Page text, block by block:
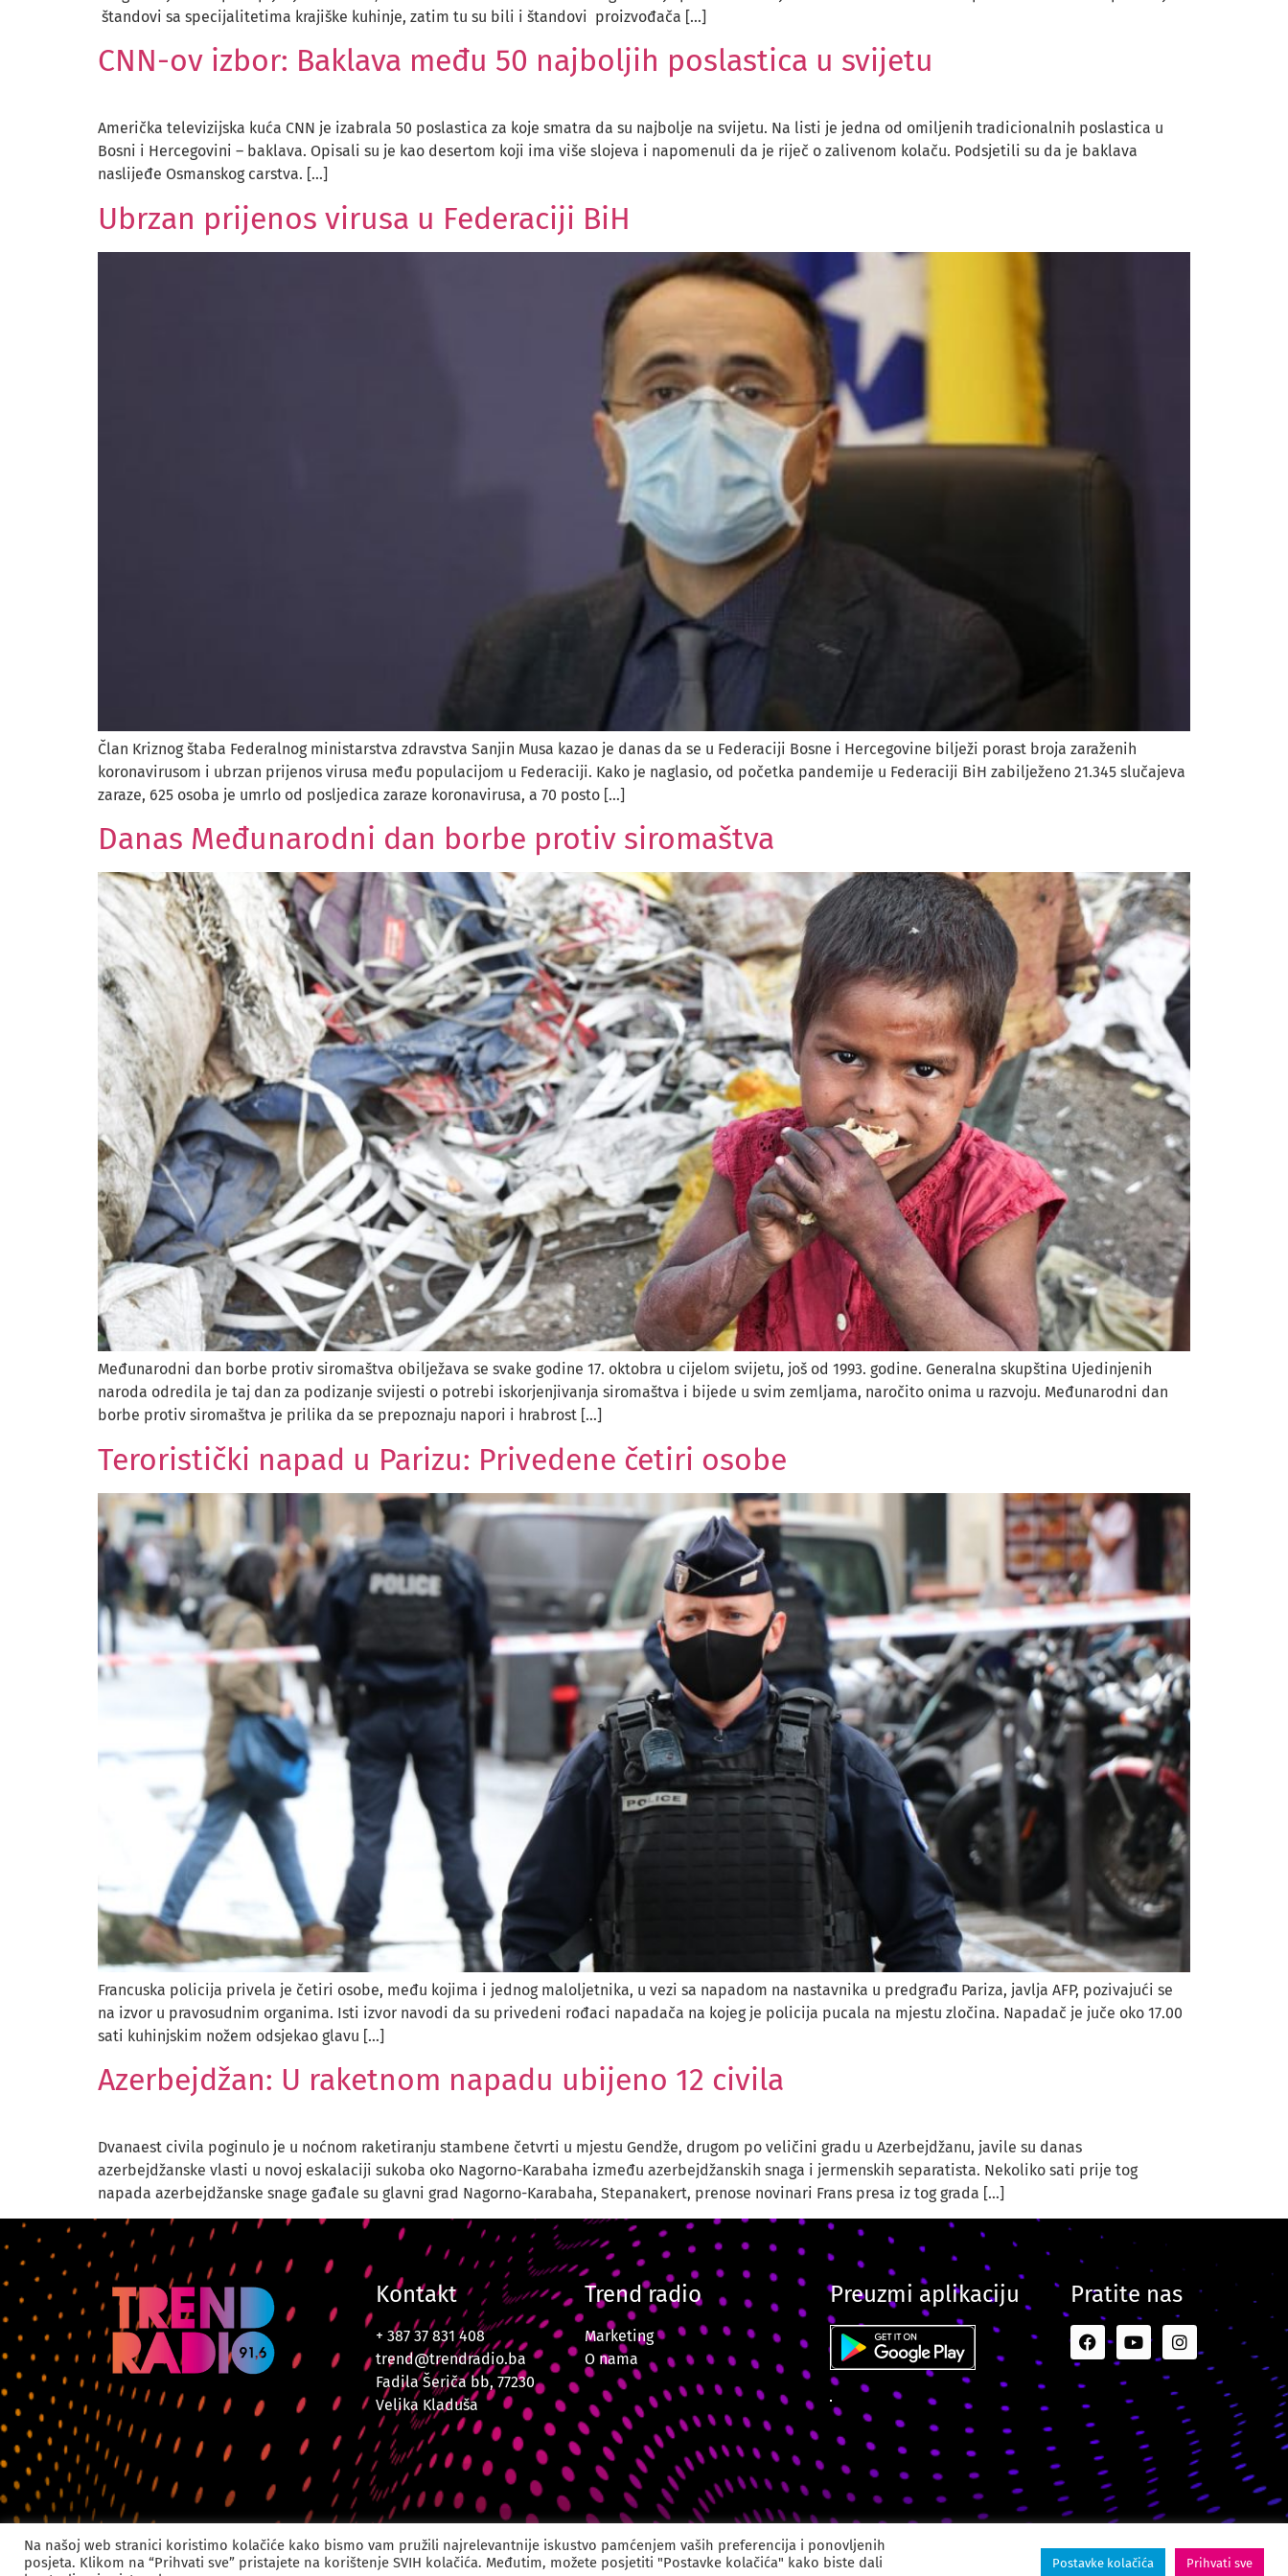
štandovi sa specijalitetima krajiške kuhinje, zatim tu su bili i štandovi proizvođača […]
CNN-ov izbor: Baklava među 50 najboljih poslastica u svijetu
Američka televizijska kuća CNN je izabrala 50 poslastica za koje smatra da su najbolje na svijetu. Na listi je jedna od omiljenih tradicionalnih poslastica u
Bosni i Hercegovini – baklava. Opisali su je kao desertom koji ima više slojeva i napomenuli da je riječ o zalivenom kolaču. Podsjetili su da je baklava
naslijeđe Osmanskog carstva. […]
Ubrzan prijenos virusa u Federaciji BiH
Član Kriznog štaba Federalnog ministarstva zdravstva Sanjin Musa kazao je danas da se u Federaciji Bosne i Hercegovine bilježi porast broja zaraženih
koronavirusom i ubrzan prijenos virusa među populacijom u Federaciji. Kako je naglasio, od početka pandemije u Federaciji BiH zabilježeno 21.345 slučajeva
zaraze, 625 osoba je umrlo od posljedica zaraze koronavirusa, a 70 posto […]
Danas Međunarodni dan borbe protiv siromaštva
Međunarodni dan borbe protiv siromaštva obilježava se svake godine 17. oktobra u cijelom svijetu, još od 1993. godine. Generalna skupština Ujedinjenih
naroda odredila je taj dan za podizanje svijesti o potrebi iskorjenjivanja siromaštva i bijede u svim zemljama, naročito onima u razvoju. Međunarodni dan
borbe protiv siromaštva je prilika da se prepoznaju napori i hrabrost […]
Teroristički napad u Parizu: Privedene četiri osobe
Francuska policija privela je četiri osobe, među kojima i jednog maloljetnika, u vezi sa napadom na nastavnika u predgrađu Pariza, javlja AFP, pozivajući se
na izvor u pravosudnim organima. Isti izvor navodi da su privedeni rođaci napadača na kojeg je policija pucala na mjestu zločina. Napadač je juče oko 17.00
sati kuhinjskim nožem odsjekao glavu […]
Azerbejdžan: U raketnom napadu ubijeno 12 civila
Dvanaest civila poginulo je u noćnom raketiranju stambene četvrti u mjestu Gendže, drugom po veličini gradu u Azerbejdžanu, javile su danas
azerbejdžanske vlasti u novoj eskalaciji sukoba oko Nagorno-Karabaha između azerbejdžanskih snaga i jermenskih separatista. Nekoliko sati prije tog
napada azerbejdžanske snage gađale su glavni grad Nagorno-Karabaha, Stepanakert, prenose novinari Frans presa iz tog grada […]
Kontakt
+ 387 37 831 408
trend@trendradio.ba
Fadila Šeriča bb, 77230
Velika Kladuša
Trend radio
Marketing
O nama
Preuzmi aplikaciju Pratite nas
Na našoj web stranici koristimo kolačiće kako bismo vam pružili najrelevantnije iskustvo pamćenjem vaših preferencija i ponovljenih
posjeta. Klikom na “Prihvati sve” pristajete na korištenje SVIH kolačića. Međutim, možete posjetiti "Postavke kolačića" kako biste dali
Postavke kolačića Prihvati sve